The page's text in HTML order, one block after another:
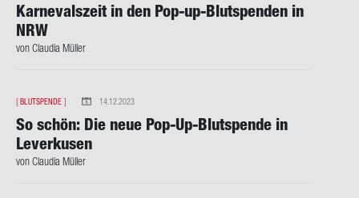
Kar­ne­vals­zeit in den Pop-​up-Blutspenden in
NRW
von Clau­dia Mül­ler
[ BLUTSPENDE ] 14.12.2023
So schön: Die neue Pop-​Up-Blutspende in
Le­ver­ku­sen
von Clau­dia Mül­ler